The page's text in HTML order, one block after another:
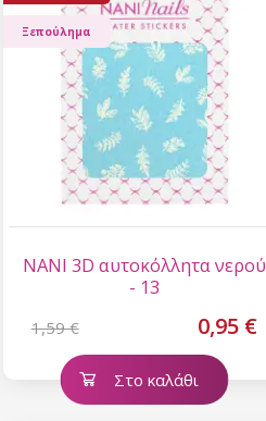
NANI 3D αυτοκόλλητα νερού
- 13
1,59 € 0,95 €
Ξεπούλημα
Στο καλάθι